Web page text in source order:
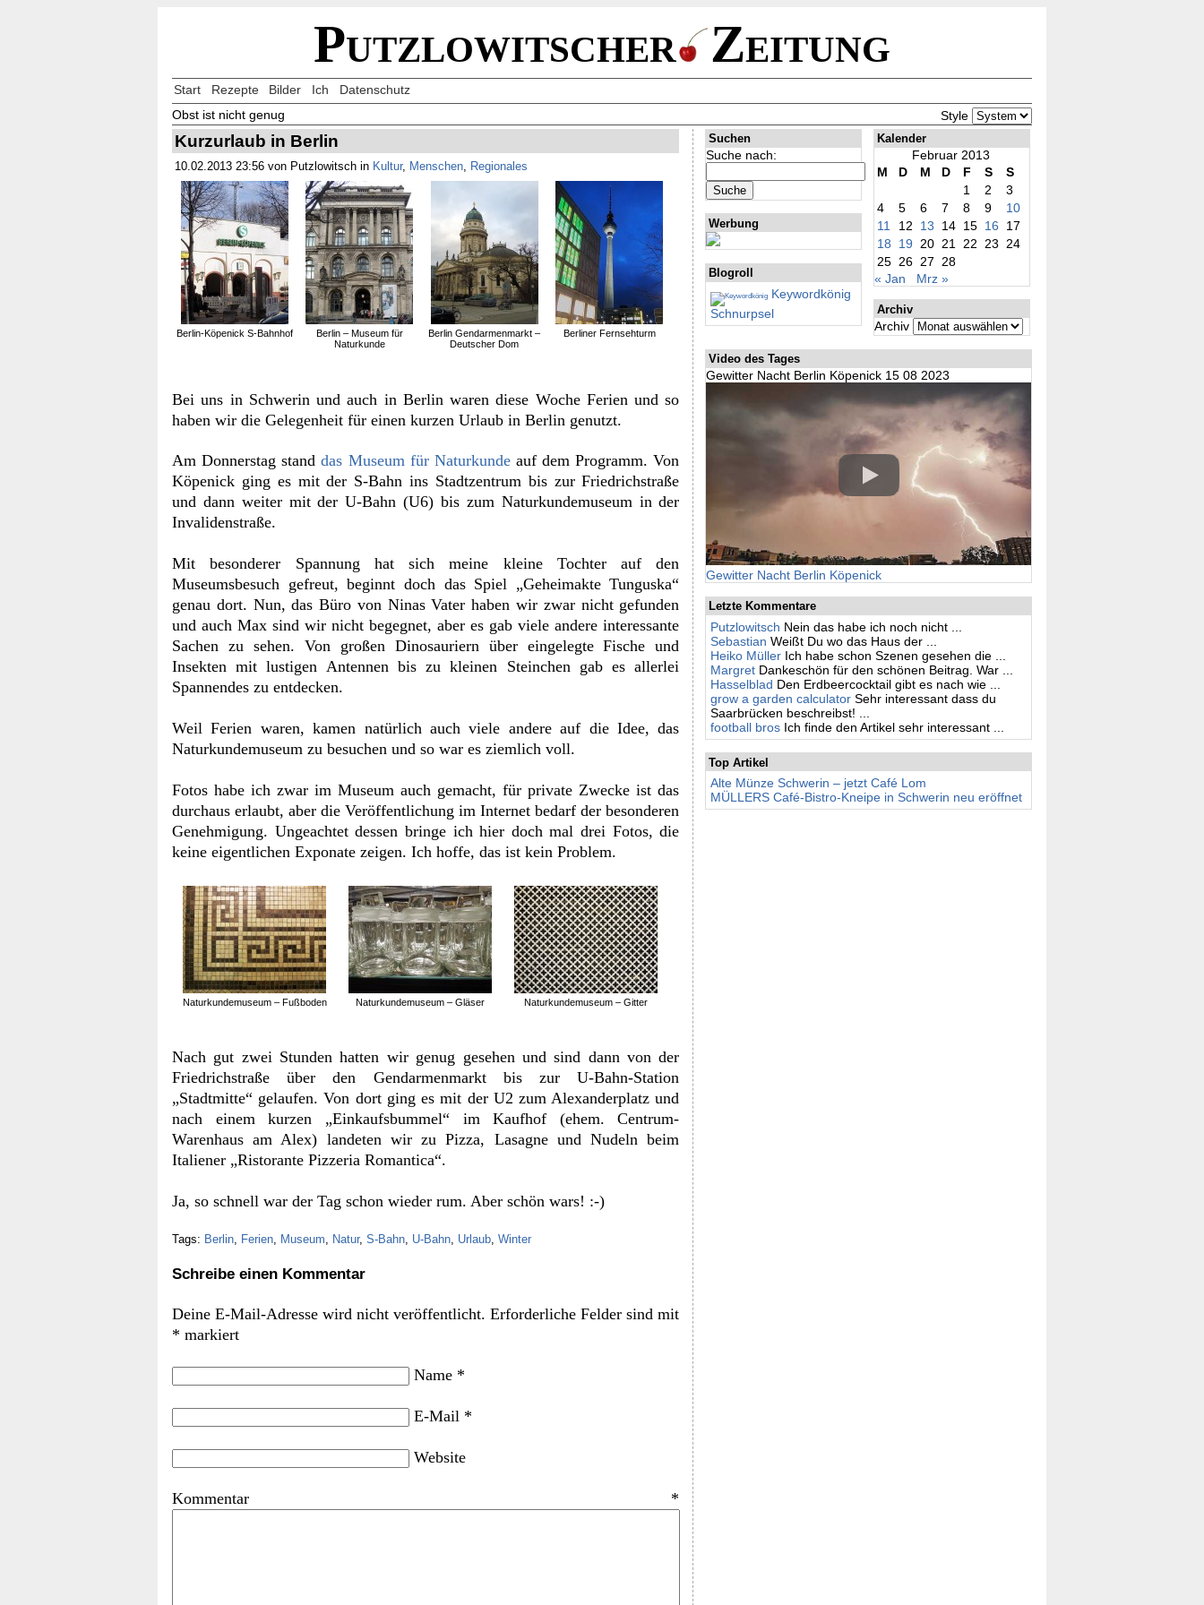
Putzlowitscher Zeitung
Start Rezepte Bilder Ich
Datenschutz
Obst ist nicht genug
Style
Kurzurlaub in Berlin
10.02.2013 23:56 von Putzlowitsch in Kultur, Menschen, Regionales
Berlin-Köpenick S-Bahnhof
Berlin – Museum für
Naturkunde
Berlin Gendarmenmarkt –
Deutscher Dom
Berliner Fernsehturm
Bei uns in Schwerin und auch in Berlin waren diese Woche Ferien und so
haben wir die Gelegenheit für einen kurzen Urlaub in Berlin genutzt.
Am Donnerstag standdas Museum für Naturkundeauf dem Programm. Von
Köpenick ging es mit der S-Bahn ins Stadtzentrum bis zur Friedrichstraße
und dann weiter mit der U-Bahn (U6) bis zum Naturkundemuseum in der
Invalidenstraße.
Mit besonderer Spannung hat sich meine kleine Tochter auf den
Museumsbesuch gefreut, beginnt doch das Spiel „Geheimakte Tunguska“
genau dort. Nun, das Büro von Ninas Vater haben wir zwar nicht gefunden
und auch Max sind wir nicht begegnet, aber es gab viele andere interessante
Sachen zu sehen. Von großen Dinosauriern über eingelegte Fische und
Insekten mit lustigen Antennen bis zu kleinen Steinchen gab es allerlei
Spannendes zu entdecken.
Weil Ferien waren, kamen natürlich auch viele andere auf die Idee, das
Naturkundemuseum zu besuchen und so war es ziemlich voll.
Fotos habe ich zwar im Museum auch gemacht, für private Zwecke ist das
durchaus erlaubt, aber die Veröffentlichung im Internet bedarf der besonderen
Genehmigung. Ungeachtet dessen bringe ich hier doch mal drei Fotos, die
keine eigentlichen Exponate zeigen. Ich hoffe, das ist kein Problem.
Naturkundemuseum – Fußboden Naturkundemuseum – Gläser Naturkundemuseum – Gitter
Nach gut zwei Stunden hatten wir genug gesehen und sind dann von der
Friedrichstraße über den Gendarmenmarkt bis zur U-Bahn-Station
„Stadtmitte“ gelaufen. Von dort ging es mit der U2 zum Alexanderplatz und
nach einem kurzen „Einkaufsbummel“ im Kaufhof (ehem. Centrum-
Warenhaus am Alex) landeten wir zu Pizza, Lasagne und Nudeln beim
Italiener „Ristorante Pizzeria Romantica“.
Ja, so schnell war der Tag schon wieder rum. Aber schön wars! :-)
Tags: Berlin Ferien Museum Natur, S-Bahn U-Bahn Urlaub Winter
Schreibe einen Kommentar
Deine E-Mail-Adresse wird nicht veröffentlicht. Erforderliche Felder sind mit
* markiert
Name *
E-Mail *
Website
Kommentar *
Suchen
Suche nach:
Werbung
Blogroll
Keywordkönig
Schnurpsel
Kalender
Februar 2013
M
D M D F S
S
1
2
3
4
5 6 7 8 9
10
11
12 13 14 15 16
17
18
19 20 21 22 23
24
25 26 27
28
« Jan
Mrz »
Archiv
Archiv
Video des Tages
Gewitter Nacht Berlin Köpenick 15 08 2023
Gewitter Nacht Berlin Köpenick
Letzte Kommentare
Putzlowitsch Nein das habe ich noch nicht ...
Sebastian Weißt Du wo das Haus der ...
Heiko Müller Ich habe schon Szenen gesehen die ...
Margret Dankeschön für den schönen Beitrag. War ...
Hasselblad Den Erdbeercocktail gibt es nach wie ...
grow a garden calculator Sehr interessant dass du
Saarbrücken beschreibst! ...
football bros Ich finde den Artikel sehr interessant ...
Top Artikel
Alte Münze Schwerin – jetzt Café Lom
MÜLLERS Café-Bistro-Kneipe in Schwerin neu eröffnet